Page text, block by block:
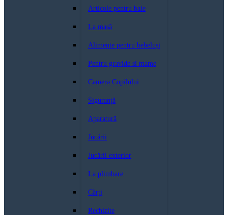
Articole pentru baie
La masă
Alimente pentru bebeluși
Pentru gravide si mame
Camera Copilului
Siguranță
Aparatură
Jucării
Jucării exterior
La plimbare
Cărți
Rechizite